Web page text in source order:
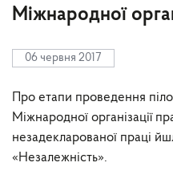
Міжнародної
06 червня 2017
Про етапи проведення
Міжнародної організації
незадекларованої праці
«Незалежність».